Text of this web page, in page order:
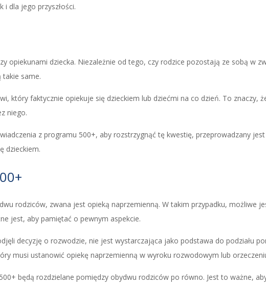
dla jego przyszłości.
opiekunami dziecka. Niezależnie od tego, czy rodzice pozostają ze sobą w
takie same.
który faktycznie opiekuje się dzieckiem lub dziećmi na co dzień. To znaczy,
niego.
z programu 500+, aby rozstrzygnąć tę kwestię, przeprowadzany
dzieckiem.
rodziców, zwana jest opieką naprzemienną. W takim przypadku, możliwe
jest, aby pamiętać o pewnym aspekcie.
decyzję o rozwodzie, nie jest wystarczająca jako podstawa do podziału
musi ustanowić opiekę naprzemienną w wyroku rozwodowym lub
będą rozdzielane pomiędzy obydwu rodziców po równo. Jest to ważne,